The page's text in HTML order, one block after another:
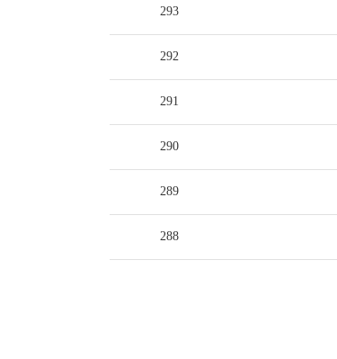
293
292
291
290
289
288